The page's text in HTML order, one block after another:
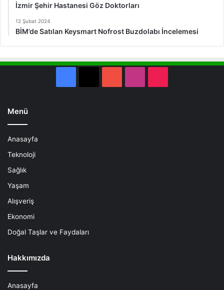
İzmir Şehir Hastanesi Göz Doktorları
12 Şubat 2024
BİM’de Satılan Keysmart Nofrost Buzdolabı İncelemesi
Menü
Anasayfa
Teknoloji
Sağlık
Yaşam
Alışveriş
Ekonomi
Doğal Taşlar ve Faydaları
Hakkımızda
Anasayfa